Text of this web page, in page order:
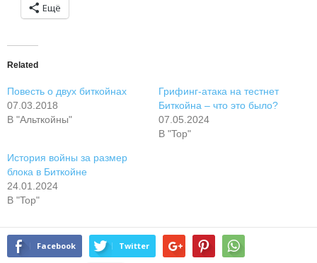
Ещё
Related
Повесть о двух биткойнах
07.03.2018
В "Альткойны"
Грифинг-атака на тестнет
Биткойна – что это было?
07.05.2024
В "Top"
История войны за размер
блока в Биткойне
24.01.2024
В "Top"
Facebook Twitter